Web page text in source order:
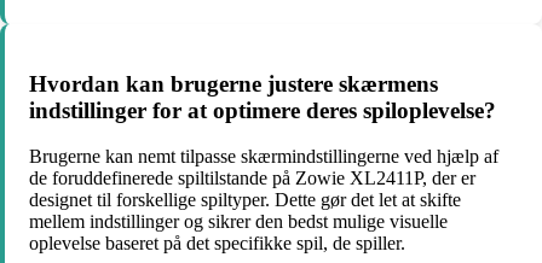
Hvordan kan brugerne justere skærmens
indstillinger for at optimere deres spiloplevelse?
Brugerne kan nemt tilpasse skærmindstillingerne ved hjælp af
de foruddefinerede spiltilstande på Zowie XL2411P, der er
designet til forskellige spiltyper. Dette gør det let at skifte
mellem indstillinger og sikrer den bedst mulige visuelle
oplevelse baseret på det specifikke spil, de spiller.